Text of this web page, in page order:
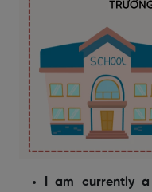
I am currently